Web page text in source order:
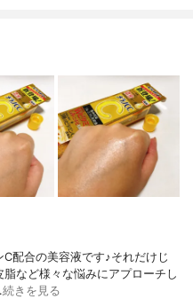
配合の美容液です♪それだけじ
など様々な悩みにアプローチし
続きを見る